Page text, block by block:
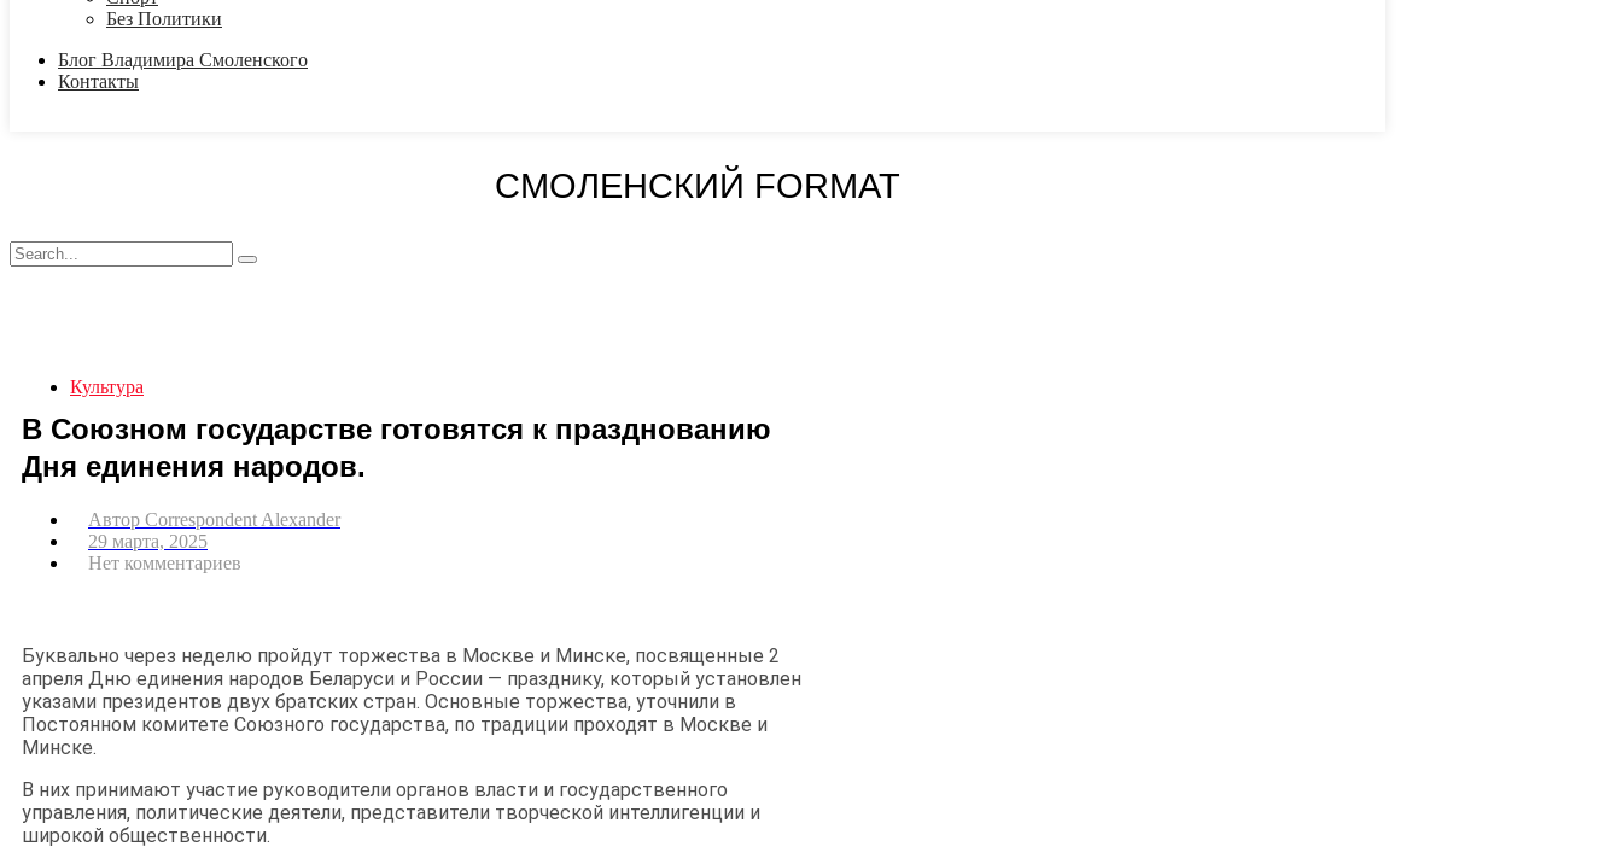
Без Политики
Блог Владимира Смоленского
Контакты
СМОЛЕНСКИЙ FORMAT
Культура
В Союзном государстве готовятся к празднованию
Дня единения народов.
Автор Correspondent Alexander
29 марта, 2025
Нет комментариев
Буквально через неделю пройдут торжества в Москве и Минске, посвященные 2
апреля Дню единения народов Беларуси и России — празднику, который установлен
указами президентов двух братских стран. Основные торжества, уточнили в
Постоянном комитете Союзного государства, по традиции проходят в Москве и
Минске.
В них принимают участие руководители органов власти и государственного
управления, политические деятели, представители творческой интеллигенции и
широкой общественности.